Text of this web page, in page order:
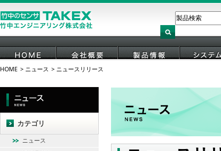
HOME 会社概要
HOME ニュース ニュースリリース
カテゴリ
ニュース